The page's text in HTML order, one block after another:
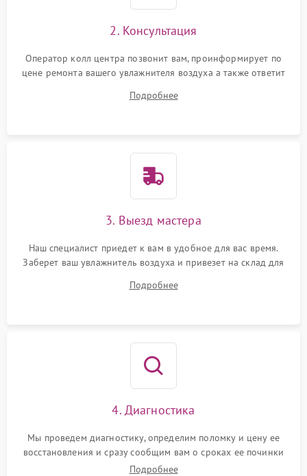
1300 ₽
2. Консультация
Оператор колл центра позвонит вам, проинформирует по
цене ремонта вашего увлажнителя воздуха а также ответит
Подробнее
3. Выезд мастера
Наш специалист приедет к вам в удобное для вас время.
Заберет ваш увлажнитель воздуха и привезет на склад для
Подробнее
4. Диагностика
Мы проведем диагностику, определим поломку и цену ее
восстановления и сразу сообщим вам о сроках ее починки
Подробнее